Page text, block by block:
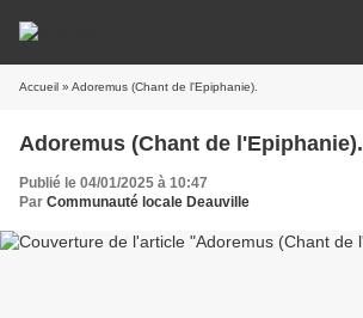
Accueil » Adoremus (Chant de l'Epiphanie).
Adoremus (Chant de l'Epiphanie).
Publié le 04/01/2025 à 10:47
Par Communauté locale Deauville